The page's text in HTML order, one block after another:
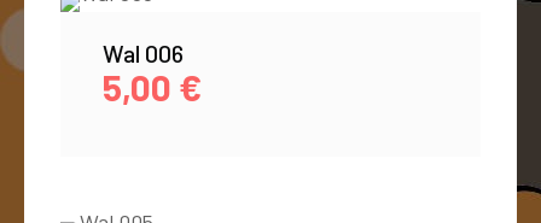
Wal 006
5,00 €